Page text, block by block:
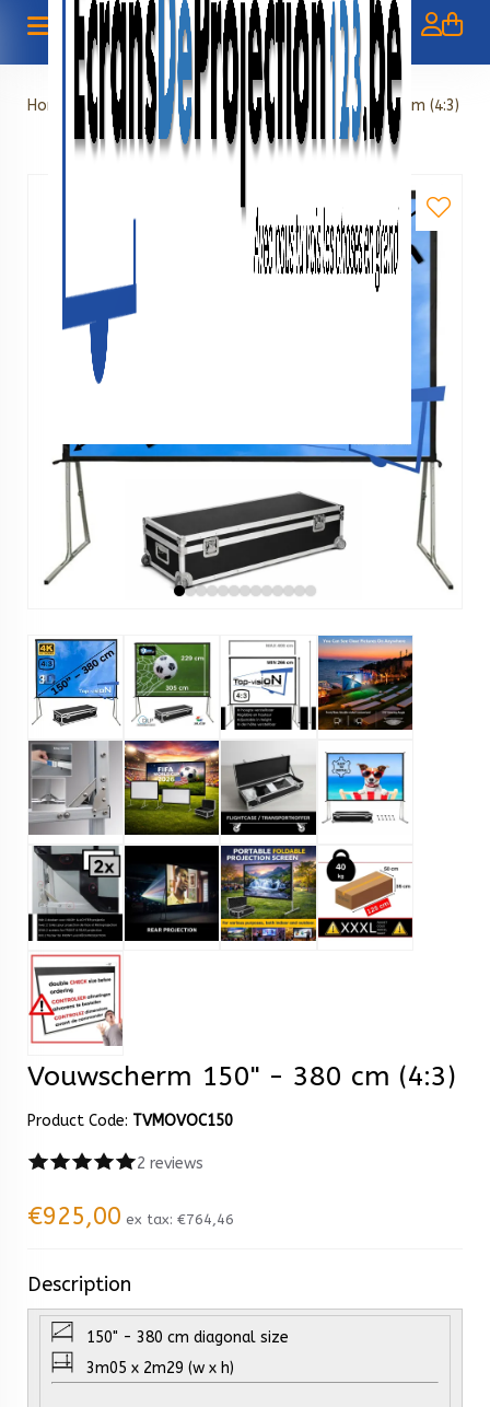
Home »Foldable screens » Vouwscherm 150" - 380 cm (4:3)
Vouwscherm 150" - 380 cm (4:3)
Product Code: TVMOVOC150
2 reviews
€925,00 ex tax: €764,46
Description
150" - 380 cm diagonal size
3m05 x 2m29 (w x h)